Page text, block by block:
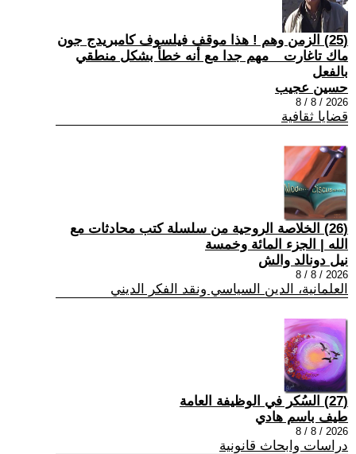
(25) الزمن وهم ! هذا موقف فيلسوف كامبريدج جون
ماك تاغارت _ مهم جدا مع أنه خطأ بشكل منطقي
بالفعل
حسين عجيب
2026 / 8 / 8
قضايا ثقافية
(26) الخلاصة الروحية من سلسلة كتب محادثات مع
الله | الجزء المائة وخمسة
نيل دونالد والش
2026 / 8 / 8
العلمانية، الدين السياسي ونقد الفكر الديني
(27) السُكر في الوظيفة العامة
طيف باسم هادي
2026 / 8 / 8
دراسات وابحاث قانونية